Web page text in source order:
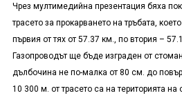
Чрез мултимедийна презентация бяха
трасето за прокарването на тръбата,
първия от тях от 57.37 км., по втория –
Газопроводът ще бъде изграден от
дълбочина не по-малка от 80 см. до
10 300 м. от трасето са на територията